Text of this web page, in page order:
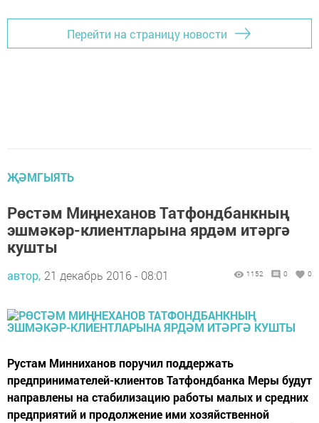
Перейти на страницу новости
ҖӘМГЫЯТЬ
Рөстәм Миңнеханов Татфондбанкның
эшмәкәр-клиентларына ярдәм итәргә
кушты
автор, 21 декабрь 2016 - 08:01 1152 0 0
Рустам Минниханов поручил поддержать
предпринимателей-клиентов Татфондбанка Меры будут
направлены на стабилизацию работы малых и средних
предприятий и продолжение ими хозяйственной